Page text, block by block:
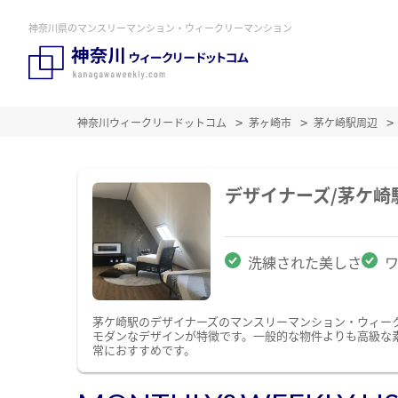
神奈川県のマンスリーマンション・ウィークリーマンション
神奈川ウィークリードットコム 茅ヶ崎市 茅ケ崎駅周辺
デザイナーズ/茅ケ
洗練された美しさ
茅ケ崎駅のデザイナーズのマンスリーマンション・ウィ
モダンなデザインが特徴です。一般的な物件よりも高級
常におすすめです。